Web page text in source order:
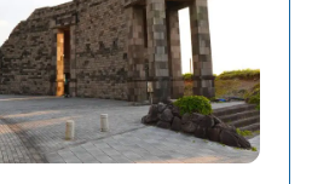
われる例大祭では、「神
遣り」が奉納されます。
り」は、雄雌2頭の獅子が
わせて舞う珍しい神事
ができ、海水浴以外のア
充実しています。
ス
岸近くには船客待合所が
ワー、トイレ、自動販売